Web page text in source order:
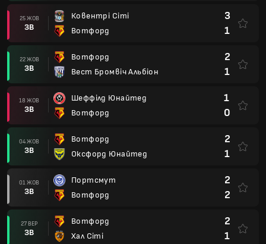
25 ЖОВ
ЗВ
Ковентрі Сіті
Вотфорд
3
1
22 ЖОВ
ЗВ
Вотфорд
Вест Бромвіч Альбіон
2
1
18 ЖОВ
ЗВ
Шеффілд Юнайтед
Вотфорд
1
0
04 ЖОВ
ЗВ
Вотфорд
Оксфорд Юнайтед
2
1
01 ЖОВ
ЗВ
Портсмут
Вотфорд
2
2
27 ВЕР
ЗВ
Вотфорд
Хал Сіті
2
1